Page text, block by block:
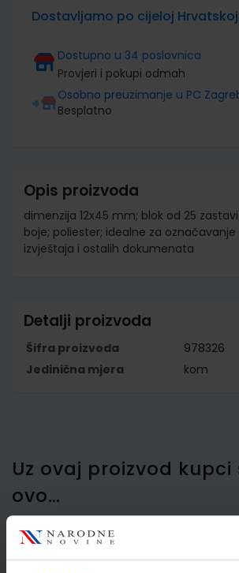
Dostavljamo po cijeloj Hrvatskoj
Dostupno u 34 poslovnica
Provjeri i pokupi odmah
Osobno preuzimanje u PC
Besplatno
Opis proizvoda
dimenzija 12x45 mm; blok od 25
boje; poliester; idealne za
izvještaja i ostalih dokumenata
Detalji proizvoda
Šifra proizvoda
978326
Jedinična mjera
kom
Uz ovaj proizvod kupci
ovo…